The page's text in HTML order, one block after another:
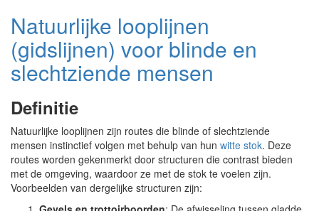
Natuurlijke looplijnen
(gidslijnen) voor blinde en
slechtziende mensen
Definitie
Natuurlijke looplijnen zijn routes die blinde of slechtziende
mensen instinctief volgen met behulp van hun witte stok. Deze
routes worden gekenmerkt door structuren die contrast bieden
met de omgeving, waardoor ze met de stok te voelen zijn.
Voorbeelden van dergelijke structuren zijn: